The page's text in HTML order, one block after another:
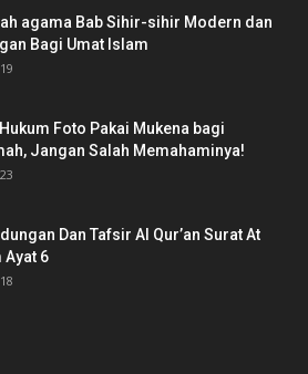
agama Bab Sihir-sihir Modern dan
Bagi Umat Islam
Hukum Foto Pakai Mukena bagi
Jangan Salah Memahaminya!
Dan Tafsir Al Qur’an Surat At
Ayat 6